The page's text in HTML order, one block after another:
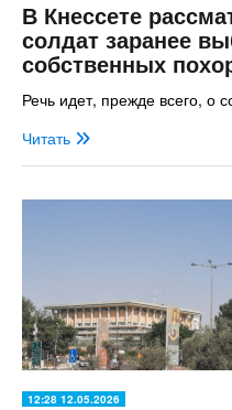
В Кнессете
солдат заранее
собственных
Речь идет, прежде всего, о
Читать
12:28 12.05.2026